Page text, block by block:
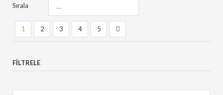
Sırala
1 2 3 4 5
FILTRELE